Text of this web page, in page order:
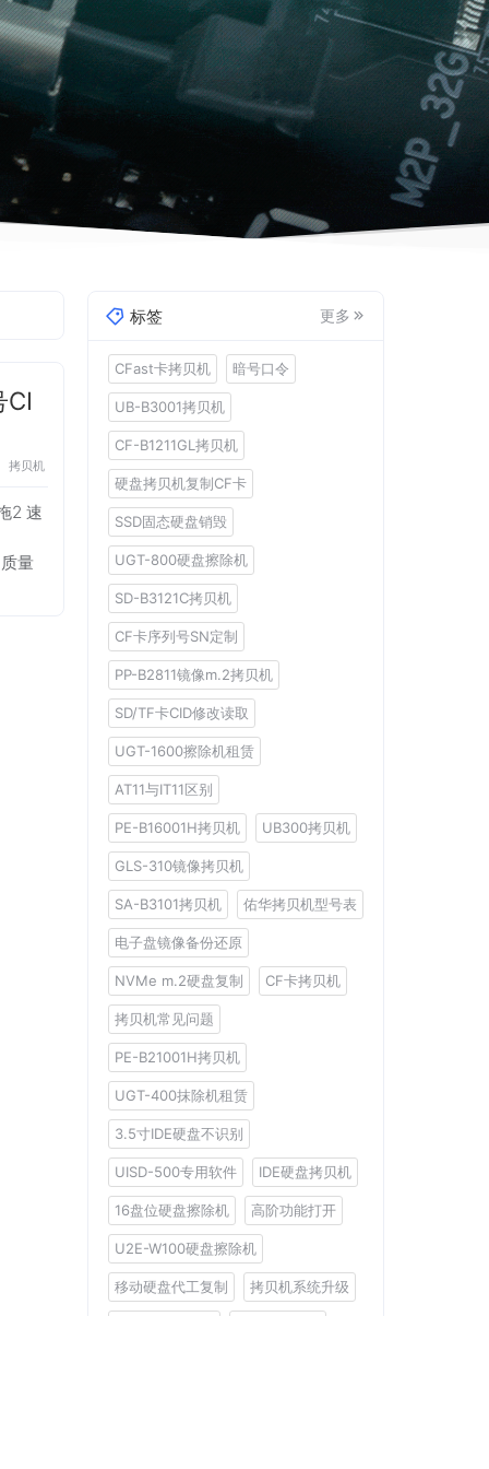
CI
拷贝机
2 速
量
标签 更多
CFast卡拷贝机 暗号口令
UB-B3001拷贝机
CF-B1211GL拷贝机
硬盘拷贝机复制CF卡
SSD固态硬盘销毁
UGT-800硬盘擦除机
SD-B3121C拷贝机
CF卡序列号SN定制
PP-B2811镜像m.2拷贝机
SD/TF卡CID修改读取
UGT-1600擦除机租赁
AT11与IT11区别
PE-B16001H拷贝机 UB300拷贝机
GLS-310镜像拷贝机
SA-B3101拷贝机 佑华拷贝机型号表
电子盘镜像备份还原
NVMe m.2硬盘复制 CF卡拷贝机
拷贝机常见问题
PE-B21001H拷贝机
UGT-400抹除机租赁
3.5寸IDE硬盘不识别
UISD-500专用软件 IDE硬盘拷贝机
16盘位硬盘擦除机 高阶功能打开
U2E-W100硬盘擦除机
移动硬盘代工复制 拷贝机系统升级